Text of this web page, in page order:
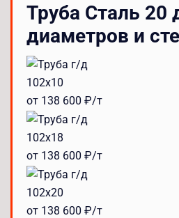
Труба Сталь 20
диаметров и
102x10
от 138 600 ₽/т
102x18
от 138 600 ₽/т
102x20
от 138 600 ₽/т